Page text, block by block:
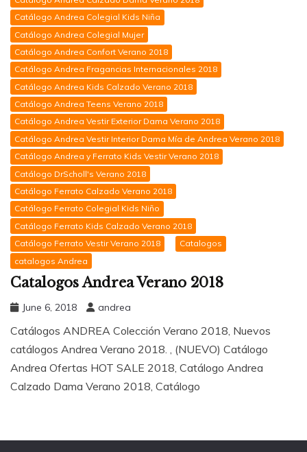
Catálogo Andrea Colegial Kids Niña
Catálogo Andrea Colegial Mujer
Catálogo Andrea Confort Verano 2018
Catálogo Andrea Fragancias Internacionales 2018
Catálogo Andrea Kids Calzado Verano 2018
Catálogo Andrea Teens Verano 2018
Catálogo Andrea Vestir Exterior Dama Verano 2018
Catálogo Andrea Vestir Interior Dama Mía de Andrea Verano 2018
Catálogo Andrea y Ferrato Kids Vestir Verano 2018
Catálogo DrScholl's Verano 2018
Catálogo Ferrato Calzado Verano 2018
Catálogo Ferrato Colegial Kids Niño
Catálogo Ferrato Kids Calzado Verano 2018
Catálogo Ferrato Vestir Verano 2018
Catalogos
catalogos Andrea
Catalogos Andrea Verano 2018
June 6, 2018 andrea
Catálogos ANDREA Colección Verano 2018, Nuevos
catálogos Andrea Verano 2018. , (NUEVO) Catálogo
Andrea Ofertas HOT SALE 2018, Catálogo Andrea
Calzado Dama Verano 2018, Catálogo